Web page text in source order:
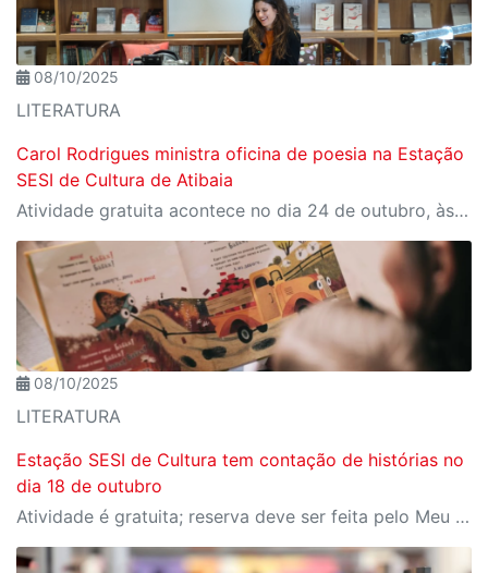
08/10/2025
LITERATURA
Carol Rodrigues ministra oficina de poesia na Estação
SESI de Cultura de Atibaia
Atividade gratuita acontece no dia 24 de outubro, às 8h
08/10/2025
LITERATURA
Estação SESI de Cultura tem contação de histórias no
dia 18 de outubro
Atividade é gratuita; reserva deve ser feita pelo Meu SESI